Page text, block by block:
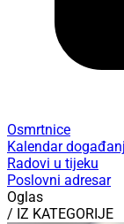
Osmrtnice
Kalendar
Radovi u tijeku
Poslovni adresar
Oglas
/ IZ KATEGORIJE